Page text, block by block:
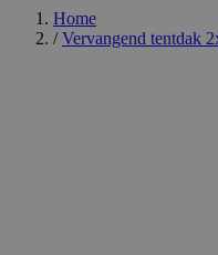
Home
/ Vervangend tentdak